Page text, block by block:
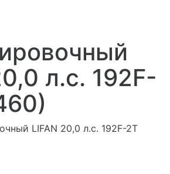
л.с. 192F-